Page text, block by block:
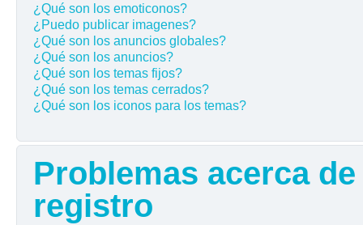
¿Qué son los emoticonos?
¿Puedo publicar imagenes?
¿Qué son los anuncios globales?
¿Qué son los anuncios?
¿Qué son los temas fijos?
¿Qué son los temas cerrados?
¿Qué son los iconos para los temas?
Problemas acerca
registro